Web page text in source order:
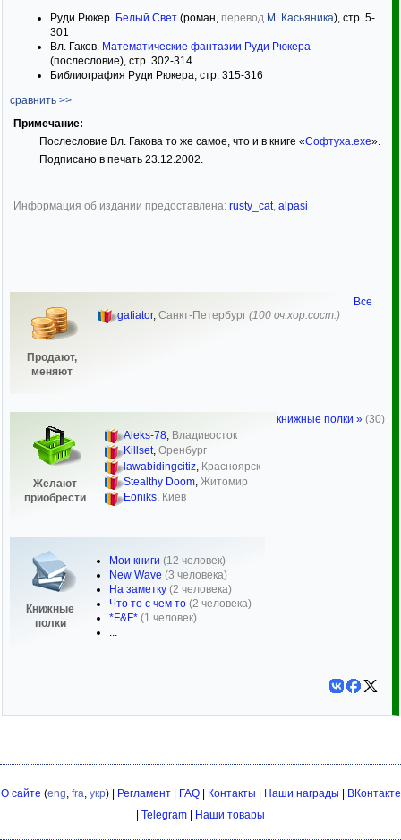
Руди Рюкер. Белый Свет (роман, перевод М. Касьяника), стр. 5-
301
Вл. Гаков. Математические фантазии Руди Рюкера
(послесловие), стр. 302-314
Библиография Руди Рюкера, стр. 315-316
сравнить >>
Примечание:
Послесловие Вл. Гакова то же самое, что и в книге «Софтуха.exe».
Подписано в печать 23.12.2002.
Информация об издании предоставлена: rusty_cat, alpasi
Продают,
меняют
gafiator, Санкт-Петербург (100 оч.хор.сост.)
Желают
приобрести
Aleks-78, Владивосток
Killset, Оренбург
lawabidingcitiz Красноярск
Stealthy Doom, Житомир
Eoniks, Киев
Книжные
полки
Мои книги (12 человек)
New Wave (3 человека)
На заметку (2 человека)
Что то с чем то (2 человека)
*F&F* (1 человек)
...
Все
книжные полки » (30)
О сайте (eng, fra, укр) | Регламент| FAQ| Контакты Наши награды
ВКонтакте
Telegram Наши товары